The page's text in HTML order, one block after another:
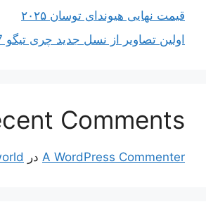
قیمت نهایی هیوندای توسان ۲۰۲۵
اولین تصاویر از نسل جدید چری تیگو 7 منتشر شد
Comments
A WordPress Commenter در